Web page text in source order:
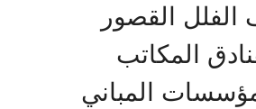
القصور
المكاتب
المباني